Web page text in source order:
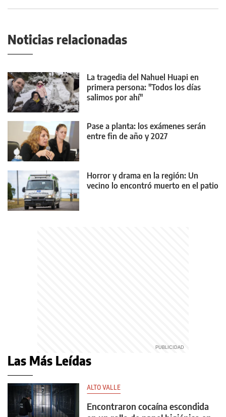
Noticias relacionadas
La tragedia del Nahuel Huapi en
primera persona: "Todos los días
salimos por ahí"
Pase a planta: los exámenes serán
entre fin de año y 2027
Horror y drama en la región: Un
vecino lo encontró muerto en el patio
Las Más Leídas
ALTO VALLE
Encontraron cocaína escondida